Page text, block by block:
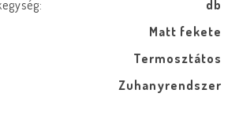
db
Matt fekete
Termosztátos
Zuhanyrendszer